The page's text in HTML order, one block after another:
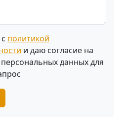
политикой
и даю согласие на
данных для